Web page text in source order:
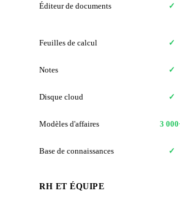
Éditeur de documents ✓
Feuilles de calcul ✓
Notes ✓
Disque cloud ✓
Modèles d'affaires 3
Base de connaissances ✓
RH ET ÉQUIPE